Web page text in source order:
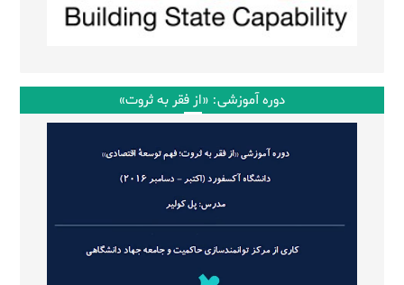
دوره آموزشی: «از فقر به ثروت»